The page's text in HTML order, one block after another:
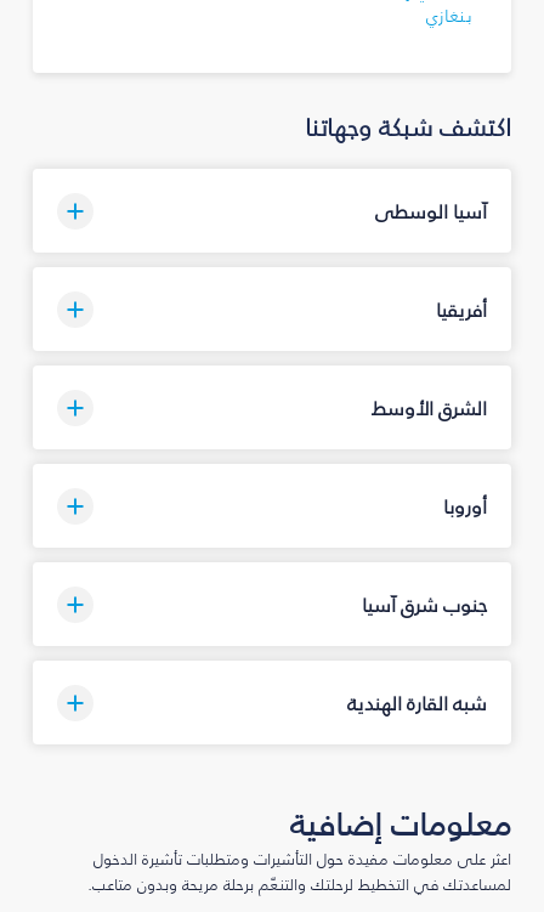
بنغازي
اكتشف شبكة وجهاتنا
آسيا الوسطى
أفريقيا
الشرق الأوسط
أوروبا
جنوب شرق آسيا
شبه القارة الهندية
معلومات إضافية
اعثر على معلومات مفيدة حول التأشيرات ومتطلبات تأشيرة الدخول
لمساعدتك في التخطيط لرحلتك والتنعّم برحلة مريحة وبدون متاعب.